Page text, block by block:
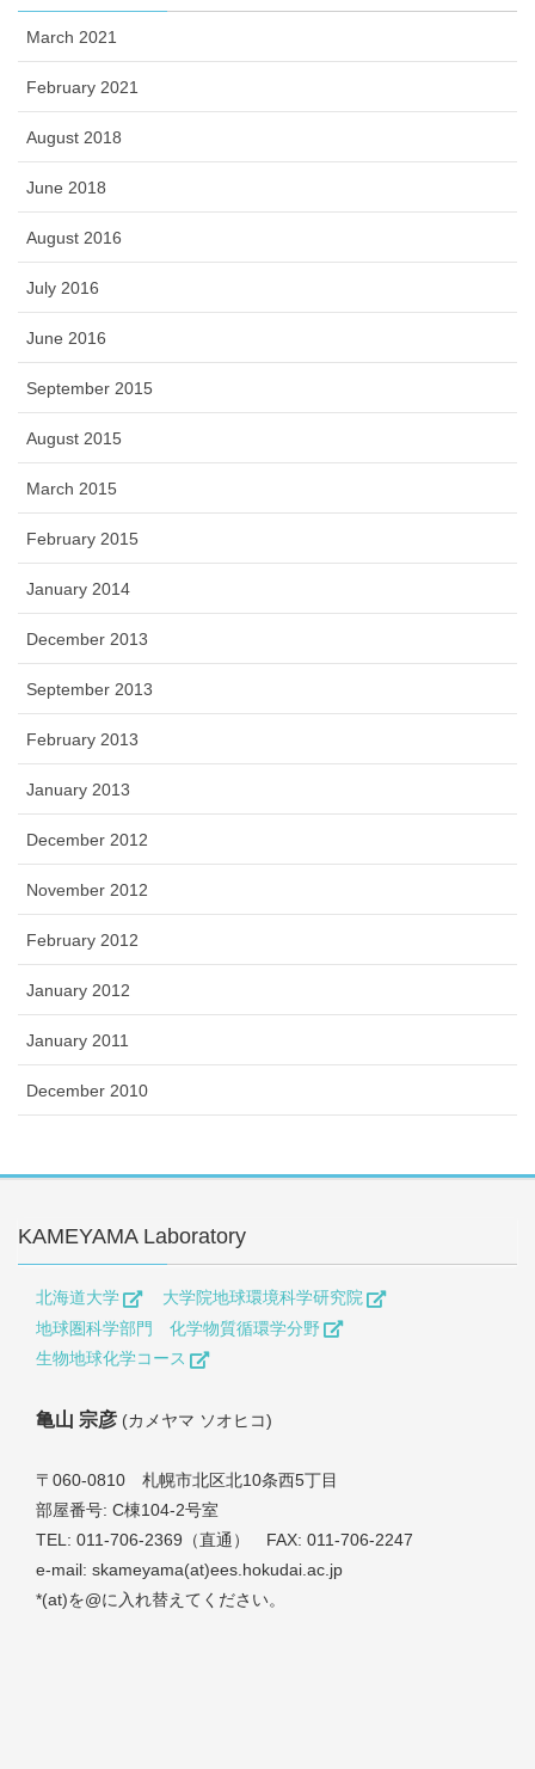
March 2021
February 2021
August 2018
June 2018
August 2016
July 2016
June 2016
September 2015
August 2015
March 2015
February 2015
January 2014
December 2013
September 2013
February 2013
January 2013
December 2012
November 2012
February 2012
January 2012
January 2011
December 2010
KAMEYAMA Laboratory
北海道大学
大学院地球環境科学研究院
地球圏科学部門 化学物質循環学分野
生物地球化学コース
亀山 宗彦 (カメヤマ ソオヒコ)
〒060-0810 札幌市北区北10条西5丁目
部屋番号: C棟104-2号室
TEL: 011-706-2369（直通） FAX: 011-706-2247
e-mail: skameyama(at)ees.hokudai.ac.jp
*(at)を@に入れ替えてください。